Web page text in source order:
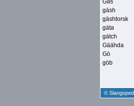
Gäs
gäsh
gäshtorsk
gäta
gätch
Gäähda
Gö
göb
©